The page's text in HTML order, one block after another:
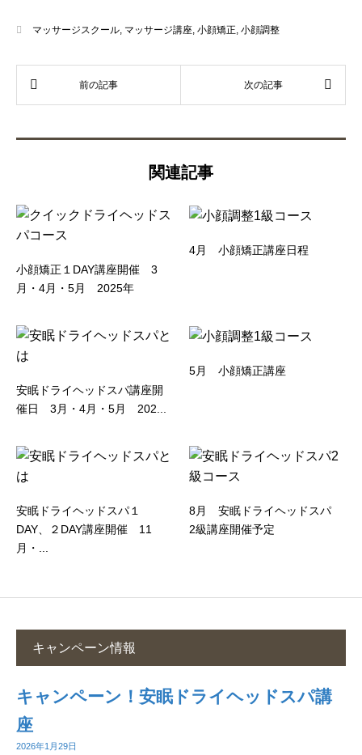
マッサージスクール, マッサージ講座, 小顔矯正, 小顔調整
関連記事
小顔矯正１DAY講座開催 3
月・4月・5月 2025年
4月 小顔矯正講座日程
安眠ドライヘッドスパ講座開
催日 3月・4月・5月 202...
5月 小顔矯正講座
安眠ドライヘッドスパ１
DAY、２DAY講座開催 11
月・...
8月 安眠ドライヘッドスパ
2級講座開催予定
キャンペーン情報
キャンペーン！安眠ドライヘッドスパ講
座
2026年1月29日